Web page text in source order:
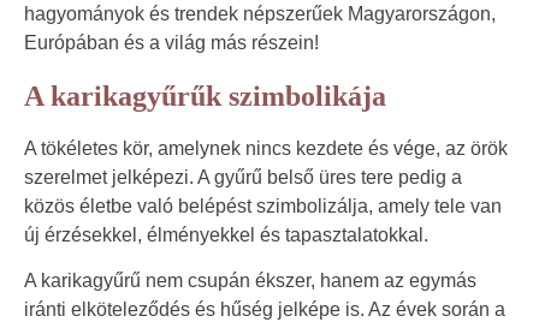
hagyományok és trendek népszerűek Magyarországon,
Európában és a világ más részein!
A karikagyűrűk szimbolikája
A tökéletes kör, amelynek nincs kezdete és vége, az örök
szerelmet jelképezi. A gyűrű belső üres tere pedig a
közös életbe való belépést szimbolizálja, amely tele van
új érzésekkel, élményekkel és tapasztalatokkal.
A karikagyűrű nem csupán ékszer, hanem az egymás
iránti elköteleződés és hűség jelképe is. Az évek során a